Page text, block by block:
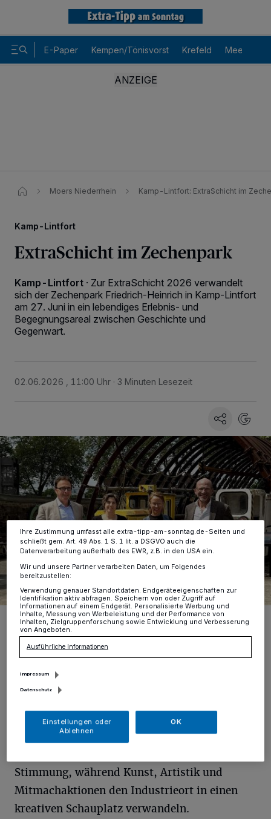
E-Paper Kempen/Tönisvorst Krefeld Meerbusch
Moers Niederrhein Kamp-Lintfort: ExtraSchicht im
Kamp-Lintfort
ExtraSchicht im Zechenpark
Kamp-Lintfort · Zur ExtraSchicht 2026 verwandelt
sich der Zechenpark Friedrich‑Heinrich in Kamp‑Lintfort
am 27. Juni in ein lebendiges Erlebnis‑ und
Begegnungsareal zwischen Geschichte und
Gegenwart.
02.06.2026 , 11:00 Uhr 3 Minuten Lesezeit
Bürgermeister Prof. Dr. Christoph Landscheidt, Susanne Rous
(Amtsleitung Kulturbüro), Jennifer Wachtendonk (stellv. Amtsleitung
Kulturbüro) und Kulturdezernent Dr. Christoph Müllmann stellten das
Programm zur ExtraSchicht vor.
Foto: Stadt Kamp-Lintfort
A
m Schirrhof sorgen Live-Musik und DJ-
Stimmung, während Kunst, Artistik und
Mitmachaktionen den Industrieort in einen
kreativen Schauplatz verwandeln.
personenbezogene Daten wie Browserdaten oder eindeutige
Tracking-Technologien für die unter „Wir und unsere Partner
verarbeiten Daten, um Ihnen Dienste bereitzustellen“ aufgeführten
Zwecke. Wenn Tracker deaktiviert sind, sind manche Inhalte und
Anzeigen möglicherweise nicht mehr so relevant für Sie. Sie können
dieses Menü jederzeit wieder aufrufen, um Ihre Einstellungen zu
ändern oder Ihre Einwilligung zu widerrufen, indem Sie auf den Link
Einstellungen oder Ablehnen am unteren Rand der Webseite klicken.
Ihre Einstellungen gelten innerhalb unseres Website. Weitere
Informationen finden Sie in unserer Datenschutzerklärung.
Ihre Zustimmung umfasst alle extra-tipp-am-sonntag.de-Seiten und
schließt gem. Art. 49 Abs. 1 S. 1 lit. a DSGVO auch die
Datenverarbeitung außerhalb des EWR, z.B. in den USA ein.
Wir und unsere Partner verarbeiten Daten, um Folgendes
bereitzustellen:
Verwendung genauer Standortdaten. Endgeräteeigenschaften zur
Identifikation aktiv abfragen. Speichern von oder Zugriff auf
Informationen auf einem Endgerät. Personalisierte Werbung und
Inhalte, Messung von Werbeleistung und der Performance von
Inhalten, Zielgruppenforschung sowie Entwicklung und Verbesserung
von Angeboten.
Ausführliche Informationen
Impressum
Datenschutz
Einstellungen oder
Ablehnen
OK